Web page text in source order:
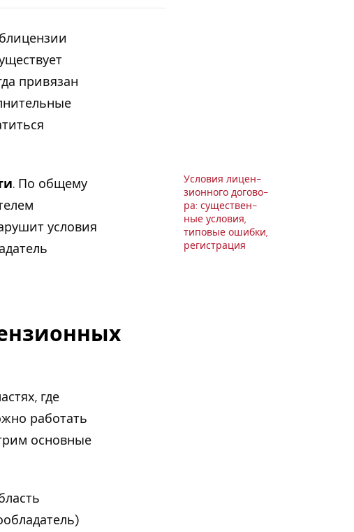
привязан
. По общему
условия
Условия ли­цен­
зи­он­но­го до­го­во­
ра: су­ще­ствен­
ные условия,
типовые ошибки,
ре­ги­стра­ция
где
работать
основные